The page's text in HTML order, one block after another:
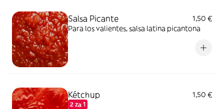
Salsa Picante
1,50 €
Para los valientes, salsa latina picantona
Kétchup
2 za 1
1,50 €